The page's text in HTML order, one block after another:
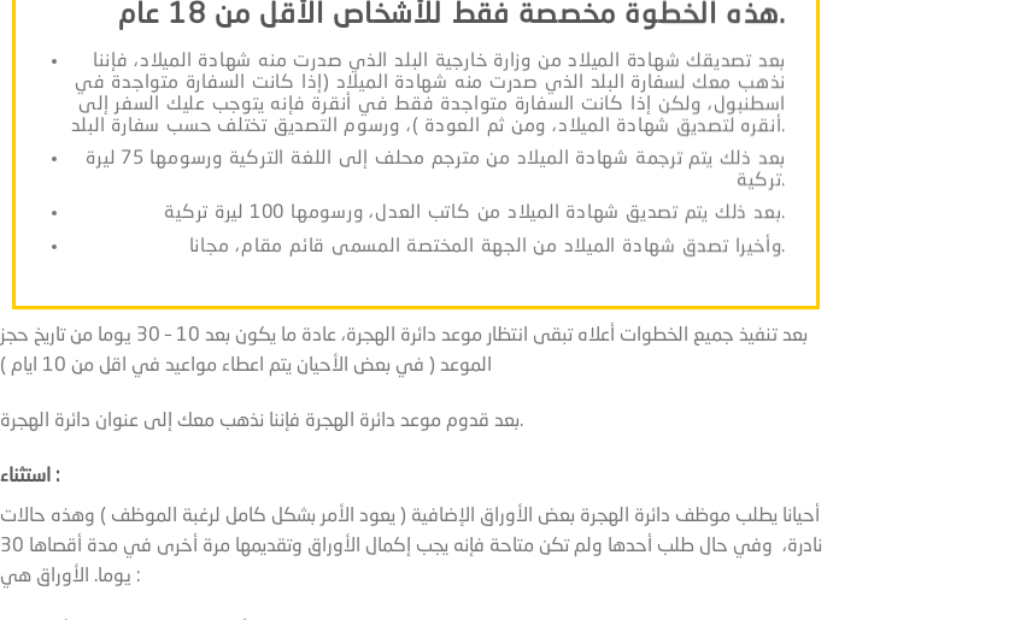
هذه الخطوة مخصصة فقط للأشخاص الأقل من 18 عام.
بعد تصديقك شهادة الميلاد من وزارة خارجية البلد الذي صدرت منه شهادة الميلاد، فإننا
نذهب معك لسفارة البلد الذي صدرت منه شهادة الميلاد (إذا كانت السفارة متواجدة في
اسطنبول، ولكن إذا كانت السفارة متواجدة فقط في أنقرة فإنه يتوجب عليك السفر إلى
أنقره لتصديق شهادة الميلاد، ومن ثم العودة )، ورسوم التصديق تختلف حسب سفارة البلد.
بعد ذلك يتم ترجمة شهادة الميلاد من مترجم محلف إلى اللغة التركية ورسومها 75 ليرة
تركية.
بعد ذلك يتم تصديق شهادة الميلاد من كاتب العدل، ورسومها 100 ليرة تركية.
وأخيرا تصدق شهادة الميلاد من الجهة المختصة المسمى قائم مقام، مجانا.
بعد تنفيذ جميع الخطوات أعلاه تبقى انتظار موعد دائرة الهجرة، عادة ما يكون بعد 10 – 30 يوما من تاريخ حجز
الموعد ( في بعض الأحيان يتم اعطاء مواعيد في اقل من 10 ايام )
بعد قدوم موعد دائرة الهجرة فإننا نذهب معك إلى عنوان دائرة الهجرة.
استثناء :
أحيانا يطلب موظف دائرة الهجرة بعض الأوراق الإضافية ( يعود الأمر بشكل كامل لرغبة الموظف ) وهذه حالات
نادرة، وفي حال طلب أحدها ولم تكن متاحة فإنه يجب إكمال الأوراق وتقديمها مرة أخرى في مدة أقصاها 30
يوما. الأوراق هي :